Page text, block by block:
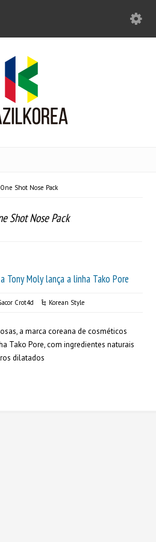
Shot Nose Pack
Shot Nose Pack
Tony Moly lança a linha Tako Pore
Crot4d Korean Style
a marca coreana de cosméticos
Tako Pore, com ingredientes naturais
dilatados